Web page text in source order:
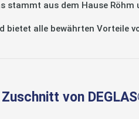
stammt aus dem Hause
bietet alle bewährten Vorteile
von